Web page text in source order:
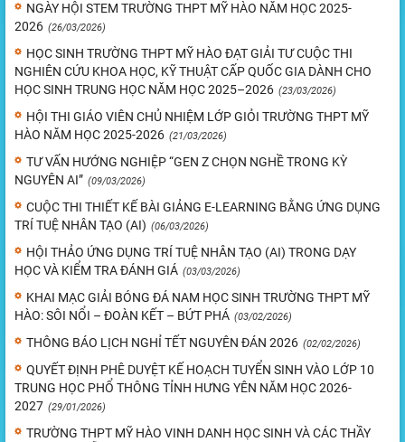
NGÀY HỘI STEM TRƯỜNG THPT MỸ HÀO NĂM HỌC 2025-
2026 (26/03/2026)
HỌC SINH TRƯỜNG THPT MỸ HÀO ĐẠT GIẢI TƯ CUỘC THI
NGHIÊN CỨU KHOA HỌC, KỸ THUẬT CẤP QUỐC GIA DÀNH CHO
HỌC SINH TRUNG HỌC NĂM HỌC 2025–2026 (23/03/2026)
HỘI THI GIÁO VIÊN CHỦ NHIỆM LỚP GIỎI TRƯỜNG THPT MỸ
HÀO NĂM HỌC 2025-2026 (21/03/2026)
TƯ VẤN HƯỚNG NGHIỆP “GEN Z CHỌN NGHỀ TRONG KỲ
NGUYÊN AI” (09/03/2026)
CUỘC THI THIẾT KẾ BÀI GIẢNG E-LEARNING BẰNG ỨNG DỤNG
TRÍ TUỆ NHÂN TẠO (AI) (06/03/2026)
HỘI THẢO ỨNG DỤNG TRÍ TUỆ NHÂN TẠO (AI) TRONG DẠY
HỌC VÀ KIỂM TRA ĐÁNH GIÁ (03/03/2026)
KHAI MẠC GIẢI BÓNG ĐÁ NAM HỌC SINH TRƯỜNG THPT MỸ
HÀO: SÔI NỔI – ĐOÀN KẾT – BỨT PHÁ (03/02/2026)
THÔNG BÁO LỊCH NGHỈ TẾT NGUYÊN ĐÁN 2026 (02/02/2026)
QUYẾT ĐỊNH PHÊ DUYỆT KẾ HOẠCH TUYỂN SINH VÀO LỚP 10
TRUNG HỌC PHỔ THÔNG TỈNH HƯNG YÊN NĂM HỌC 2026-
2027 (29/01/2026)
TRƯỜNG THPT MỸ HÀO VINH DANH HỌC SINH VÀ CÁC THẦY